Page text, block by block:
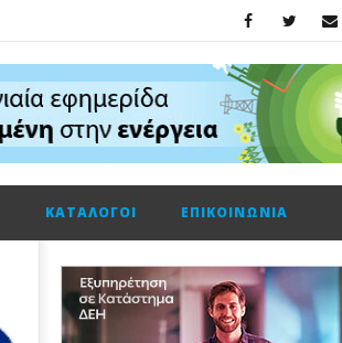
ΚΑΤΆΛΟΓΟΙ ΕΠΙΚΟΙΝΩΝΊΑ